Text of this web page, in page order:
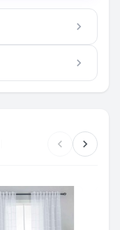
chevron_right
chevron_right
chevron_left chevron_right